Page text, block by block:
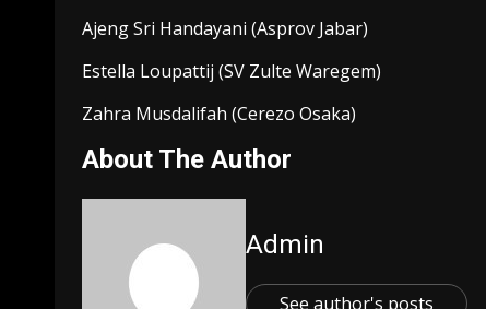
Ajeng Sri Handayani (Asprov Jabar)
Estella Loupattij (SV Zulte Waregem)
Zahra Musdalifah (Cerezo Osaka)
About The Author
Admin
See author's posts